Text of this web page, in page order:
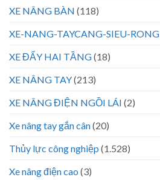
XE NÂNG BÀN (118)
XE-NANG-TAYCANG-SIEU-RONG
XE ĐẨY HAI TẦNG(18)
XE NÂNG TAY(213)
XE NÂNG ĐIỆN NGỒI LÁI (2)
Xe nâng tay gắn cân(20)
Thủy lực công nghiệp (1.528)
Xe nâng điện cao (3)